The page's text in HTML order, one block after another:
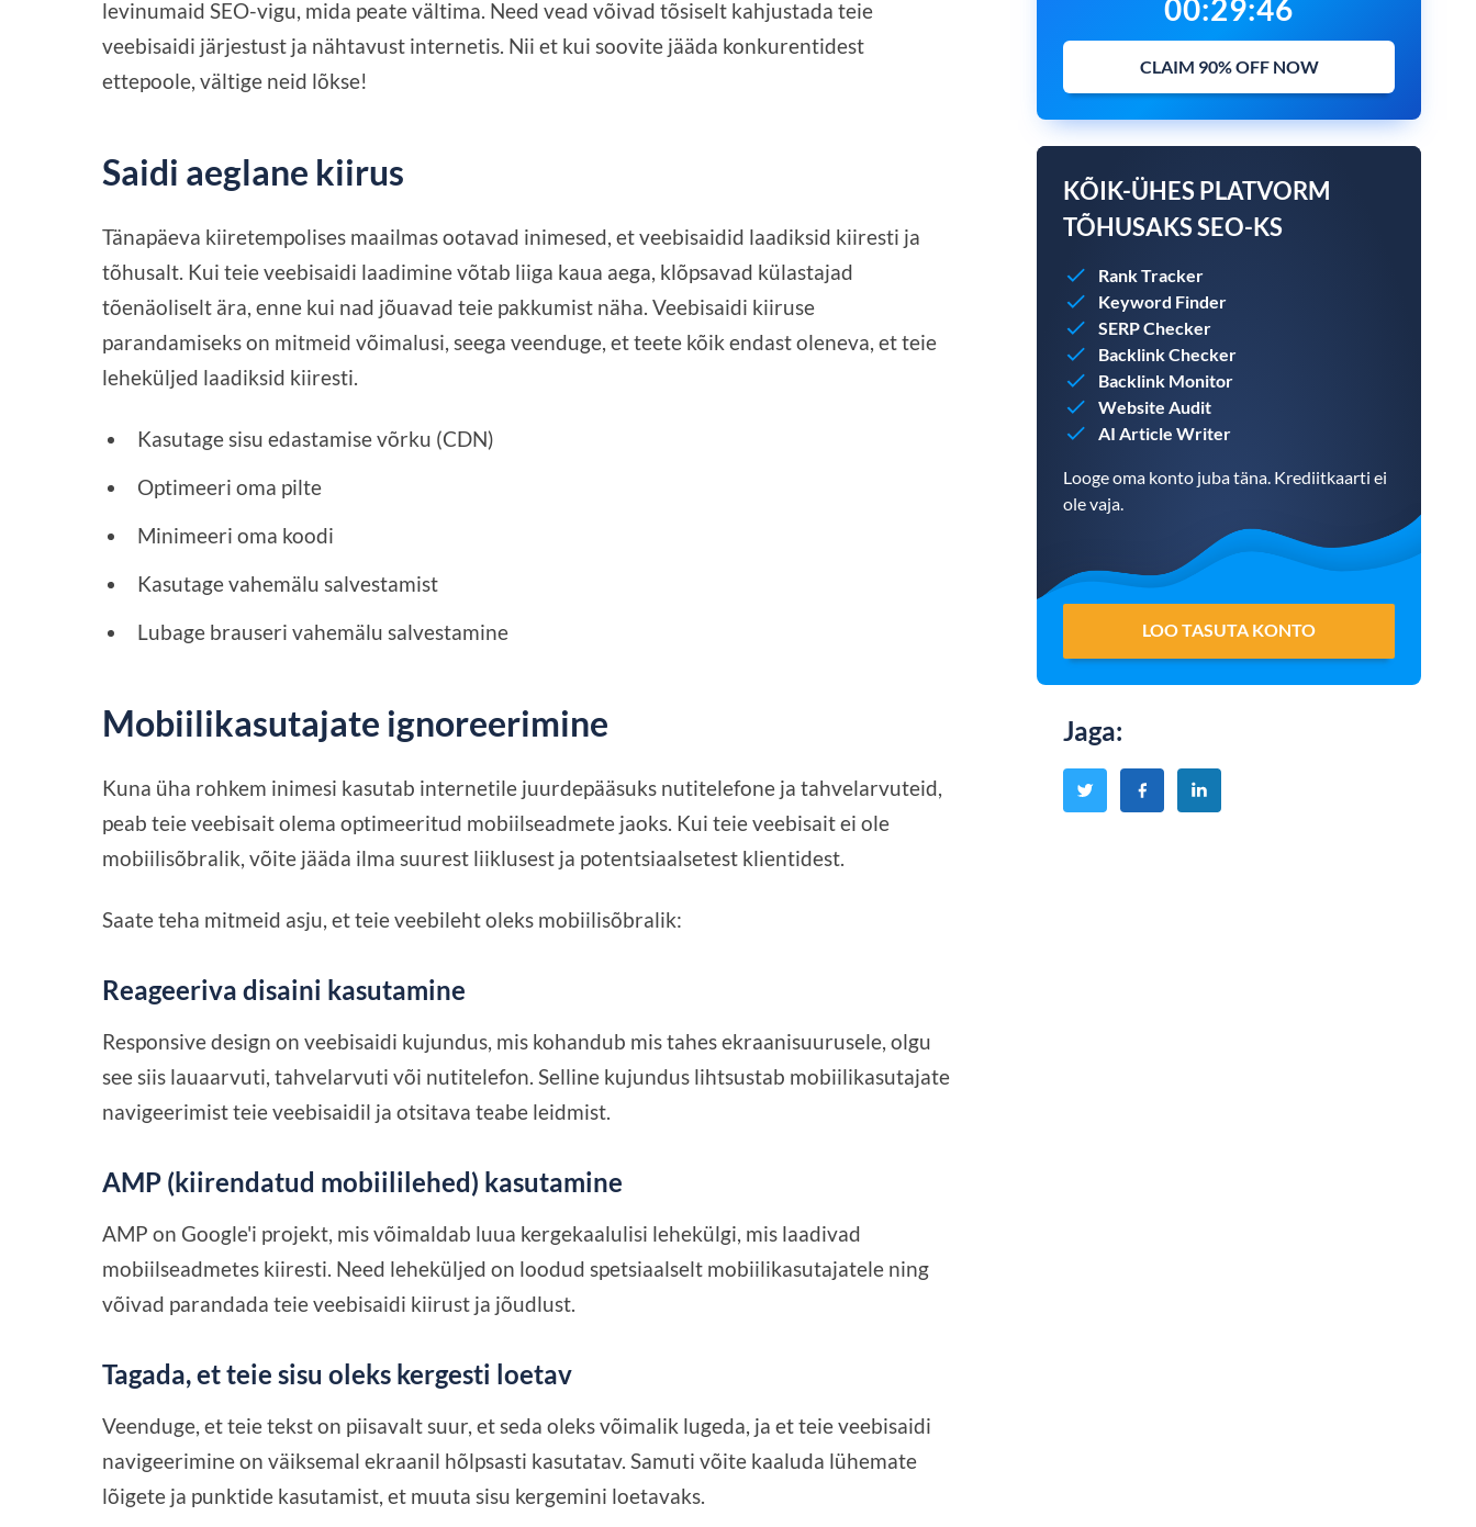
levinumaid SEO-vigu, mida peate vältima. Need vead võivad tõsiselt kahjustada teie
veebisaidi järjestust ja nähtavust internetis. Nii et kui soovite jääda konkurentidest
ettepoole, vältige neid lõkse!
Saidi aeglane kiirus
Tänapäeva kiiretempolises maailmas ootavad inimesed, et veebisaidid laadiksid kiiresti ja
tõhusalt. Kui teie veebisaidi laadimine võtab liiga kaua aega, klõpsavad külastajad
tõenäoliselt ära, enne kui nad jõuavad teie pakkumist näha. Veebisaidi kiiruse
parandamiseks on mitmeid võimalusi, seega veenduge, et teete kõik endast oleneva, et teie
leheküljed laadiksid kiiresti.
Kasutage sisu edastamise võrku (CDN)
Optimeeri oma pilte
Minimeeri oma koodi
Kasutage vahemälu salvestamist
Lubage brauseri vahemälu salvestamine
Mobiilikasutajate ignoreerimine
Kuna üha rohkem inimesi kasutab internetile juurdepääsuks nutitelefone ja tahvelarvuteid,
peab teie veebisait olema optimeeritud mobiilseadmete jaoks. Kui teie veebisait ei ole
mobiilisõbralik, võite jääda ilma suurest liiklusest ja potentsiaalsetest klientidest.
Saate teha mitmeid asju, et teie veebileht oleks mobiilisõbralik:
Reageeriva disaini kasutamine
Responsive design on veebisaidi kujundus, mis kohandub mis tahes ekraanisuurusele, olgu
see siis lauaarvuti, tahvelarvuti või nutitelefon. Selline kujundus lihtsustab mobiilikasutajate
navigeerimist teie veebisaidil ja otsitava teabe leidmist.
AMP (kiirendatud mobiililehed) kasutamine
AMP on Google'i projekt, mis võimaldab luua kergekaalulisi lehekülgi, mis laadivad
mobiilseadmetes kiiresti. Need leheküljed on loodud spetsiaalselt mobiilikasutajatele ning
võivad parandada teie veebisaidi kiirust ja jõudlust.
Tagada, et teie sisu oleks kergesti loetav
Veenduge, et teie tekst on piisavalt suur, et seda oleks võimalik lugeda, ja et teie veebisaidi
navigeerimine on väiksemal ekraanil hõlpsasti kasutatav. Samuti võite kaaluda lühemate
lõigete ja punktide kasutamist, et muuta sisu kergemini loetavaks.
00:29:45
CLAIM 90% OFF NOW
KÕIK-ÜHES PLATVORM
TÕHUSAKS SEO-KS
Rank Tracker
Keyword Finder
SERP Checker
Backlink Checker
Backlink Monitor
Website Audit
AI Article Writer
Looge oma konto juba täna. Krediitkaarti ei
ole vaja.
LOO TASUTA KONTO
Jaga: